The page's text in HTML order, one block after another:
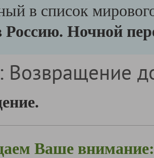
в список
Россию. Ночной
Возвращение
Ваше